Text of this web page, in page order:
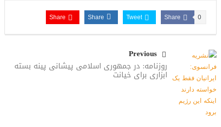
Share 0
Tweet
Share
Share
Previous
روزنامه: در جمهوری اسلامی پیشانی پینه بسته
ابزاری برای خیانت